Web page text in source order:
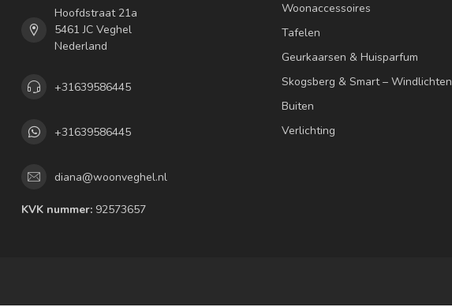
Hoofdstraat 21a
5461 JC Veghel
Nederland
+31639586445
+31639586445
diana@woonveghel.nl
KVK nummer: 92573657
Woonaccessoires
Tafelen
Geurkaarsen & Huisparfum
Skogsberg & Smart – Windlichten
Buiten
Verlichting